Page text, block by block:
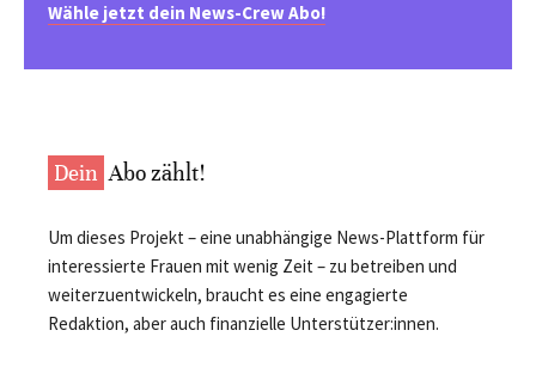
Wähle jetzt dein News-Crew Abo!
Dein Abo zählt!
Um dieses Projekt – eine unabhängige News-Plattform für
interessierte Frauen mit wenig Zeit – zu betreiben und
weiterzuentwickeln, braucht es eine engagierte
Redaktion, aber auch finanzielle Unterstützer:innen.